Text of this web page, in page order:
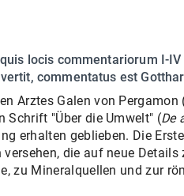
locis commentariorum I-
commentatus est
Arztes Galen von
Schrift "Über die Umwelt" (De
erhalten geblieben. Die
versehen, die auf neue
zu Mineralquellen und zur